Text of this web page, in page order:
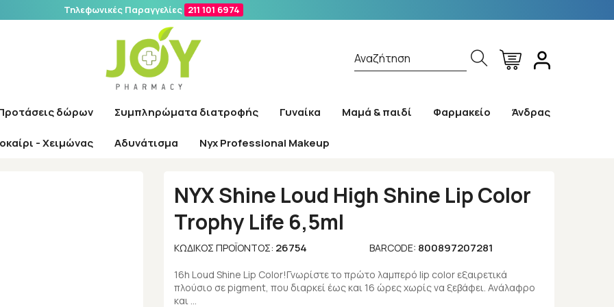
Τηλεφωνικές Παραγγελίες 211 101 6974
Αναζήτηση
δώρων Συμπληρώματα διατροφής Γυναίκα Μαμά & παιδί Φαρμακείο Άνδρας
- Χειμώνας Αδυνάτισμα Nyx Professional Makeup
Αναζήτηση
/ NYX Professional Makeup / NYX Shine Loud High Shine Lip Color Trophy Life 6,5ml
NYX Shine Loud High Shine Lip Color
Trophy Life 6,5ml
ΚΩΔΙΚΌΣ ΠΡΟΪΌΝΤΟΣ: 26754 BARCODE: 800897207281
16h Loud Shine Lip Color!Γνωρίστε το πρώτο λαμπερό lip color εξαιρετικά
πλούσιο σε pigment, που διαρκεί έως και 16 ώρες χωρίς να ξεβάφει. Ανάλαφρο
και …